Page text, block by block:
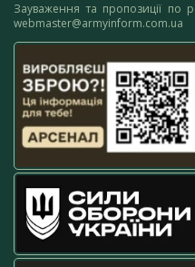
Зауваження та пропозиції по
webmaster@armyinform.com.ua